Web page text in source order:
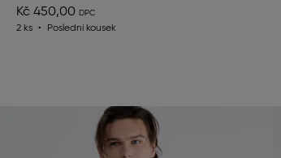
Kč 450,00
2 ks Poslední kousek